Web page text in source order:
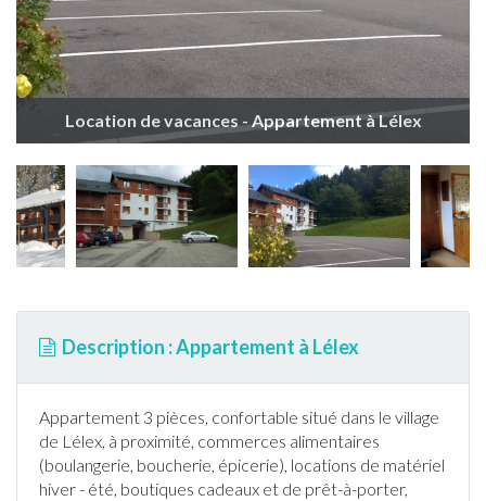
Location de vacances - Appartement à Lélex
Description : Appartement à Lélex
Appartement 3 pièces, confortable situé dans le village
de Lélex, à proximité, commerces alimentaires
(boulangerie, boucherie, épicerie), locations de matériel
hiver - été, boutiques cadeaux et de prêt-à-porter,